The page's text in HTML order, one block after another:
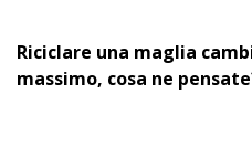
Riciclare una maglia
massimo, cosa ne